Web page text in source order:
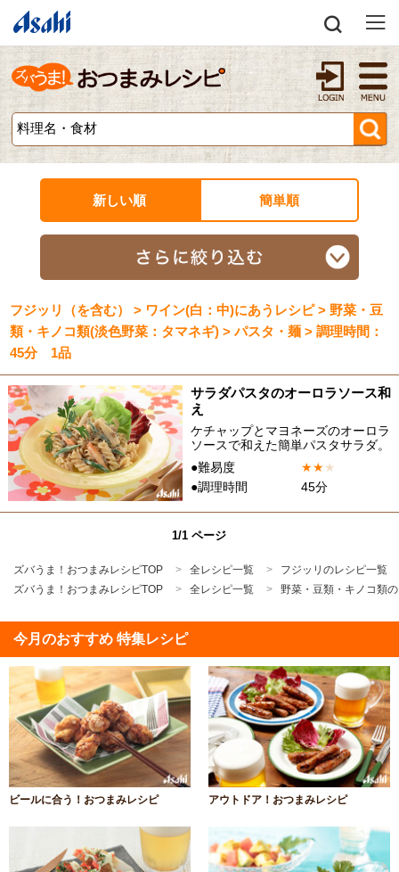
新しい順 簡単順
フジッリ（を含む） > ワイン(白：中)にあうレシピ > 野菜・豆
類・キノコ類(淡色野菜：タマネギ) > パスタ・麺 > 調理時間：
45分 1品
サラダパスタのオーロラソース和
え
ケチャップとマヨネーズのオーロラ
ソースで和えた簡単パスタサラダ。
●難易度
★★★
●調理時間
45分
1/1 ページ
ズバうま！おつまみレシピTOP 全レシピ一覧
フジッリのレシピ一覧
ズバうま！おつまみレシピTOP
全レシピ一覧 野菜・豆類・キノコ類
今月のおすすめ 特集レシピ
ビールに合う！おつまみレシピ アウトドア！おつまみレシピ